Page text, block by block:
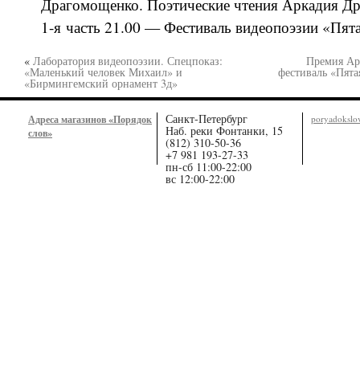
Драгомощенко. Поэтические чтения Аркадия
1-я часть 21.00 — Фестиваль видеопоэзии
« Лаборатория видеопоэзии. Спецпоказ:
«Маленький человек Михаил» и
«Бирмингемский орнамент 3д»
Премия
фестиваль
Адреса магазинов «Порядок
слов»
Санкт-Петербург
Наб. реки Фонтанки, 15
(812) 310-50-36
+7 981 193-27-33
пн-сб 11:00-22:00
вс 12:00-22:00